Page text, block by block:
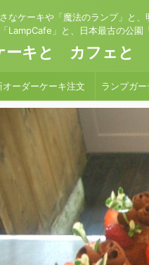
なケーキや「魔法のランプ」と
LampCafe」と、日本最古の公園
ーキと カフェと
オーダーケーキ注文 ランプガ